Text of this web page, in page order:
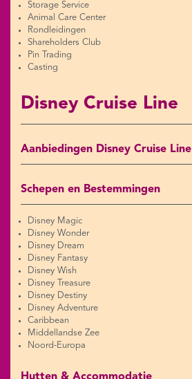
Storage Service
Animal Care Center
Rondleidingen
Shareholders Club
Pin Trading
Casting
Disney Cruise Line
Aanbiedingen Disney Cruise Line
Schepen en Bestemmingen
Disney Magic
Disney Wonder
Disney Dream
Disney Fantasy
Disney Wish
Disney Treasure
Disney Destiny
Disney Adventure
Caribbean
Middellandse Zee
Noord-Europa